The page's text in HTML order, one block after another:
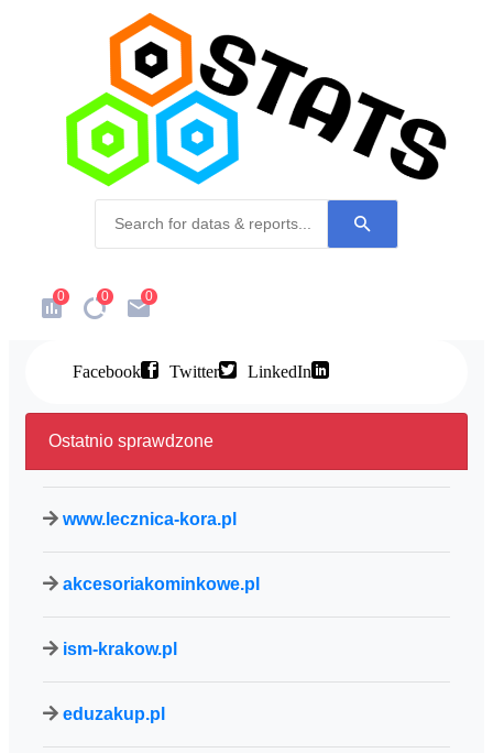
0 0 0
Facebook Twitter LinkedIn
Ostatnio sprawdzone
www.lecznica-kora.pl
akcesoriakominkowe.pl
ism-krakow.pl
eduzakup.pl